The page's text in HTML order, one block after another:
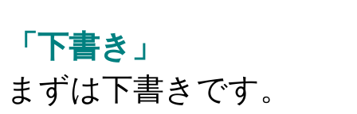
「下書き」
まずは下書きです。